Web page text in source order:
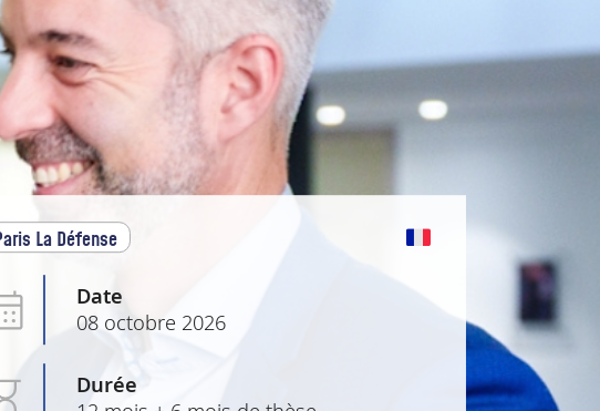
La Défense
Date
08 octobre 2026
Durée